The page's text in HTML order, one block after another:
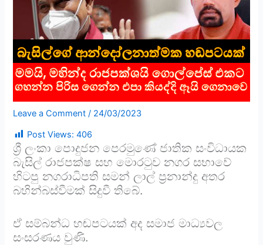
Leave a Comment / 24/03/2023
Post Views: 406
ශ්‍රී ලංකා පොදුජන පෙරමුණේ ජාතික සංවිධායක
බැසිල් රාජපක්ෂ සහ මොරටුව නගර සභාවේ
හිටපු නගරාධිපති සමන් ලාල් ප්‍රනාන්දු අතර
බහින්බස්වීමක් සිදුවී තිබේ.
ඒ සම්බන්ධ හඬපටයක් අද සමාජ මාධ්‍යවල
සංසරණය වුණි.